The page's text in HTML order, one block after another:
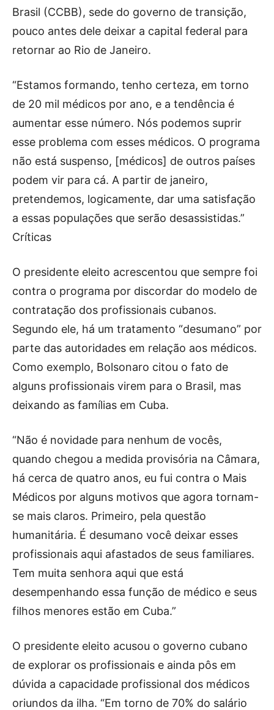
Brasil (CCBB), sede do governo de transição,
pouco antes dele deixar a capital federal para
retornar ao Rio de Janeiro.
“Estamos formando, tenho certeza, em torno
de 20 mil médicos por ano, e a tendência é
aumentar esse número. Nós podemos suprir
esse problema com esses médicos. O programa
não está suspenso, [médicos] de outros países
podem vir para cá. A partir de janeiro,
pretendemos, logicamente, dar uma satisfação
a essas populações que serão desassistidas.”
Críticas
O presidente eleito acrescentou que sempre foi
contra o programa por discordar do modelo de
contratação dos profissionais cubanos.
Segundo ele, há um tratamento “desumano” por
parte das autoridades em relação aos médicos.
Como exemplo, Bolsonaro citou o fato de
alguns profissionais virem para o Brasil, mas
deixando as famílias em Cuba.
“Não é novidade para nenhum de vocês,
quando chegou a medida provisória na Câmara,
há cerca de quatro anos, eu fui contra o Mais
Médicos por alguns motivos que agora tornam-
se mais claros. Primeiro, pela questão
humanitária. É desumano você deixar esses
profissionais aqui afastados de seus familiares.
Tem muita senhora aqui que está
desempenhando essa função de médico e seus
filhos menores estão em Cuba.”
O presidente eleito acusou o governo cubano
de explorar os profissionais e ainda pôs em
dúvida a capacidade profissional dos médicos
oriundos da ilha. “Em torno de 70% do salário